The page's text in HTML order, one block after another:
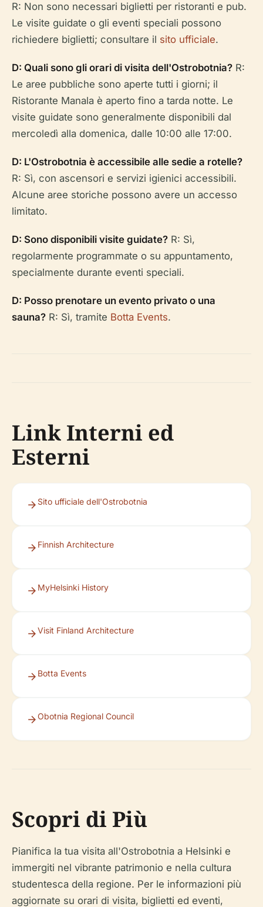
R: Non sono necessari biglietti per ristoranti e pub.
Le visite guidate o gli eventi speciali possono
richiedere biglietti; consultare il sito ufficiale.
D: Quali sono gli orari di visita dell'Ostrobotnia? R:
Le aree pubbliche sono aperte tutti i giorni; il
Ristorante Manala è aperto fino a tarda notte. Le
visite guidate sono generalmente disponibili dal
mercoledì alla domenica, dalle 10:00 alle 17:00.
D: L'Ostrobotnia è accessibile alle sedie a rotelle?
R: Sì, con ascensori e servizi igienici accessibili.
Alcune aree storiche possono avere un accesso
limitato.
D: Sono disponibili visite guidate? R: Sì,
regolarmente programmate o su appuntamento,
specialmente durante eventi speciali.
D: Posso prenotare un evento privato o una
sauna? R: Sì, tramite Botta Events.
Link Interni ed
Esterni
Sito ufficiale dell'Ostrobotnia
Finnish Architecture
MyHelsinki History
Visit Finland Architecture
Botta Events
Obotnia Regional Council
Scopri di Più
Pianifica la tua visita all'Ostrobotnia a Helsinki e
immergiti nel vibrante patrimonio e nella cultura
studentesca della regione. Per le informazioni più
aggiornate su orari di visita, biglietti ed eventi,